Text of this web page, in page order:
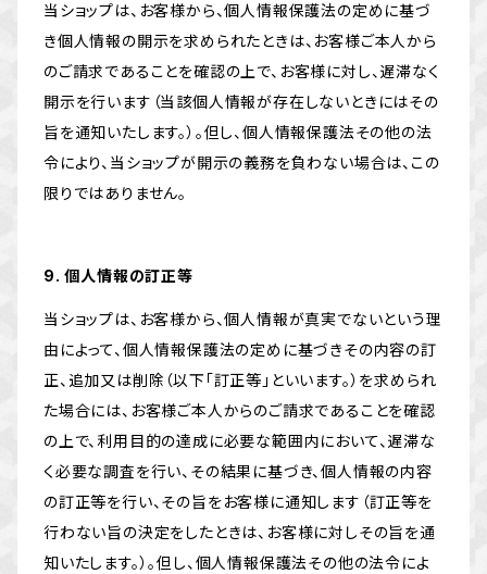
当ショップは、お客様から、個人情報保護法の定めに基づ
き個人情報の開示を求められたときは、お客様ご本人から
のご請求であることを確認の上で、お客様に対し、遅滞なく
開示を行います（当該個人情報が存在しないときにはその
旨を通知いたします。）。但し、個人情報保護法その他の法
令により、当ショップが開示の義務を負わない場合は、この
限りではありません。
9. 個人情報の訂正等
当ショップは、お客様から、個人情報が真実でないという理
由によって、個人情報保護法の定めに基づきその内容の訂
正、追加又は削除（以下「訂正等」といいます。）を求められ
た場合には、お客様ご本人からのご請求であることを確認
の上で、利用目的の達成に必要な範囲内において、遅滞な
く必要な調査を行い、その結果に基づき、個人情報の内容
の訂正等を行い、その旨をお客様に通知します（訂正等を
行わない旨の決定をしたときは、お客様に対しその旨を通
知いたします。）。但し、個人情報保護法その他の法令によ